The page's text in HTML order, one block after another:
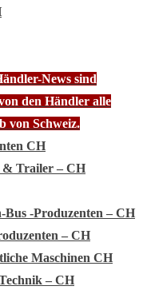
News sind
den Händler alle
von Schweiz.
CH
Trailer – CH
-Produzenten – CH
– CH
Maschinen CH
– CH